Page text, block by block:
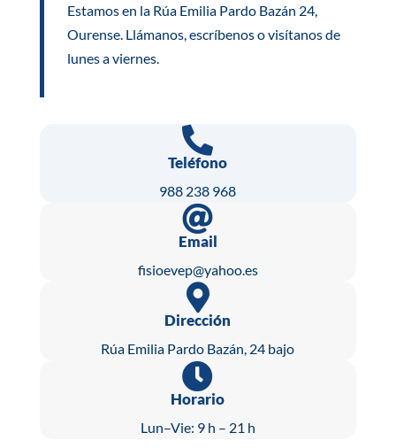
Estamos en la Rúa Emilia Pardo Bazán 24,
Ourense. Llámanos, escríbenos o visítanos de
lunes a viernes.

Teléfono
988 238 968

Email
fisioevep@yahoo.es

Dirección
Rúa Emilia Pardo Bazán, 24 bajo

Horario
Lun–Vie: 9 h – 21 h